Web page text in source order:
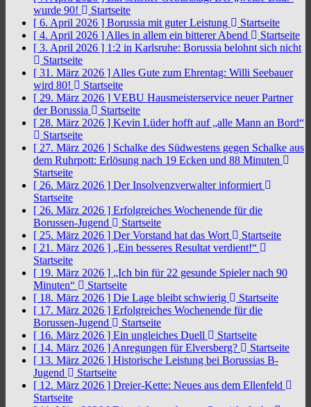
wurde 90!
Startseite
[ 6. April 2026 ] Borussia mit guter Leistung
Startseite
[ 4. April 2026 ] Alles in allem ein bitterer Abend
Startseite
[ 3. April 2026 ] 1:2 in Karlsruhe: Borussia belohnt sich nicht
Startseite
[ 31. März 2026 ] Alles Gute zum Ehrentag: Willi Seebauer
wird 80!
Startseite
[ 29. März 2026 ] VEBU Hausmeisterservice neuer Partner
der Borussia
Startseite
[ 28. März 2026 ] Kevin Lüder hofft auf „alle Mann an Bord“
Startseite
[ 27. März 2026 ] Schalke des Südwestens gegen Schalke aus
dem Ruhrpott: Erlösung nach 19 Ecken und 88 Minuten
Startseite
[ 26. März 2026 ] Der Insolvenzverwalter informiert
Startseite
[ 26. März 2026 ] Erfolgreiches Wochenende für die
Borussen-Jugend
Startseite
[ 25. März 2026 ] Der Vorstand hat das Wort
Startseite
[ 21. März 2026 ] „Ein besseres Resultat verdient!“
Startseite
[ 19. März 2026 ] „Ich bin für 22 gesunde Spieler nach 90
Minuten“
Startseite
[ 18. März 2026 ] Die Lage bleibt schwierig
Startseite
[ 17. März 2026 ] Erfolgreiches Wochenende für die
Borussen-Jugend
Startseite
[ 16. März 2026 ] Ein ungleiches Duell
Startseite
[ 14. März 2026 ] Anregungen für Elversberg?
Startseite
[ 13. März 2026 ] Historische Leistung bei Borussias B-
Jugend
Startseite
[ 12. März 2026 ] Dreier-Kette: Neues aus dem Ellenfeld
Startseite